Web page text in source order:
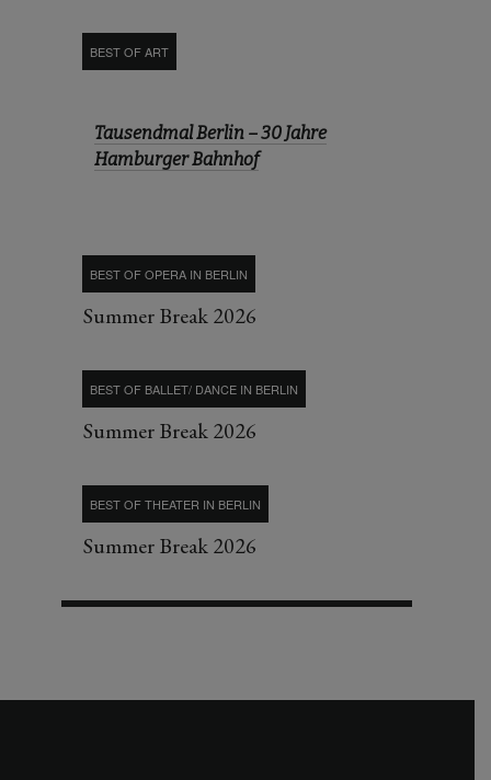
BEST OF ART
Tausendmal Berlin – 30 Jahre
Hamburger Bahnhof
BEST OF OPERA IN BERLIN
Summer Break 2026
BEST OF BALLET/ DANCE IN BERLIN
Summer Break 2026
BEST OF THEATER IN BERLIN
Summer Break 2026